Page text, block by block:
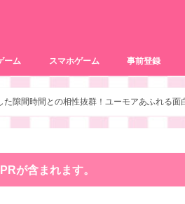
ーム スマホゲーム
リズムゲーム
パズルゲーム
PCゲーム
ブラウザゲーム
恋愛系
事前登録
た隙間時間との相性抜群！ユーモアあふれる面
が含まれます。